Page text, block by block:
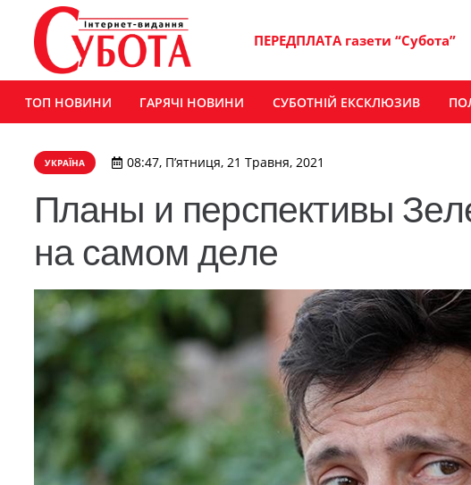
ПЕРЕДПЛАТА газети “Субота”
ТОП НОВИНИ ГАРЯЧІ НОВИНИ СУБОТНІЙ ЕКСКЛЮЗИВ
УКРАЇНА 08:47, П’ятниця, 21 Травня, 2021
Планы и перспективы
на самом деле